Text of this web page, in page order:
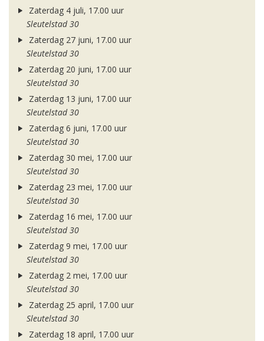
Zaterdag 4 juli, 17.00 uur
Sleutelstad 30
Zaterdag 27 juni, 17.00 uur
Sleutelstad 30
Zaterdag 20 juni, 17.00 uur
Sleutelstad 30
Zaterdag 13 juni, 17.00 uur
Sleutelstad 30
Zaterdag 6 juni, 17.00 uur
Sleutelstad 30
Zaterdag 30 mei, 17.00 uur
Sleutelstad 30
Zaterdag 23 mei, 17.00 uur
Sleutelstad 30
Zaterdag 16 mei, 17.00 uur
Sleutelstad 30
Zaterdag 9 mei, 17.00 uur
Sleutelstad 30
Zaterdag 2 mei, 17.00 uur
Sleutelstad 30
Zaterdag 25 april, 17.00 uur
Sleutelstad 30
Zaterdag 18 april, 17.00 uur